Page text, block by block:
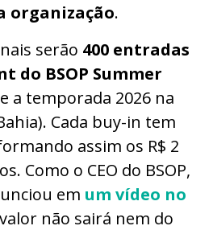
organização.
serão 400 entradas
do BSOP Summer
a temporada 2026 na
Cada buy-in tem
assim os R$ 2
Como o CEO do BSOP,
em um vídeo no
não sairá nem do